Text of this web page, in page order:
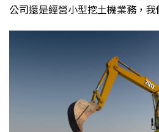
公司還是經營小型挖土機業務，